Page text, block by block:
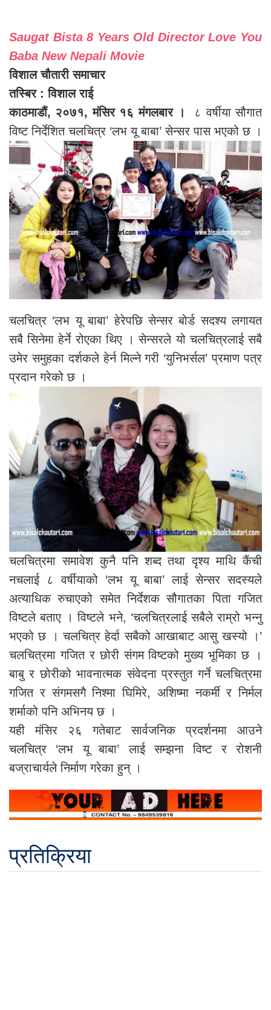
Saugat Bista 8 Years Old Director Love You
Baba New Nepali Movie
विशाल चौतारी समाचार
तस्बिर : विशाल राई
काठमाडौं, २०७१, मंसिर १६ मंगलबार ।
८ वर्षीया सौगात
विष्ट निर्देशित चलचित्र ‘लभ यू बाबा’ सेन्सर पास भएको छ ।
चलचित्र ‘लभ यू बाबा’ हेरेपछि सेन्सर बोर्ड सदश्य लगायत
सबै सिनेमा हेर्ने रोएका थिए । सेन्सरले यो चलचित्रलाई सबै
उमेर समुहका दर्शकले हेर्न मिल्ने गरी ‘युनिभर्सल’ प्रमाण पत्र
प्रदान गरेको छ ।
चलचित्रमा समावेश कुनै पनि शब्द तथा दृश्य माथि कैंची
नचलाई ८ वर्षीयाको ‘लभ यू बाबा’ लाई सेन्सर सदस्यले
अत्याधिक रुचाएको समेत निर्देशक सौगातका पिता गजित
विष्टले बताए । विष्टले भने, ‘चलचित्रलाई सबैले राम्रो भन्नु
भएको छ । चलचित्र हेर्दा सबैको आखाबाट आसु खस्यो ।’
चलचित्रमा गजित र छोरी संगम विष्टको मुख्य भूमिका छ ।
बाबु र छोरीको भावनात्मक संवेदना प्रस्तुत गर्ने चलचित्रमा
गजित र संगमसगै निश्मा घिमिरे, अशिष्मा नकर्मी र निर्मल
शर्माको पनि अभिनय छ ।
यही मंसिर २६ गतेबाट सार्वजनिक प्रदर्शनमा आउने
चलचित्र ‘लभ यू बाबा’ लाई सम्झना विष्ट र रोशनी
बज्राचार्यले निर्माण गरेका हुन् ।
प्रतिक्रिया